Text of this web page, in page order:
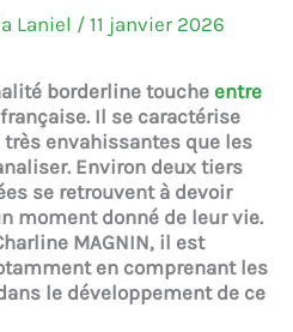
Laniel / 11 janvier 2026
borderline touche entre
Il se caractérise
envahissantes que les
Environ deux tiers
se retrouvent à devoir
moment donné de leur vie.
MAGNIN, il est
en comprenant les
le développement de ce